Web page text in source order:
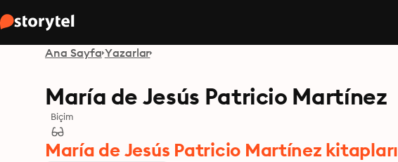
Ana Sayfa Yazarlar
María de Jesús Patricio Martínez
Biçim
María de Jesús Patricio Martínez kitapları